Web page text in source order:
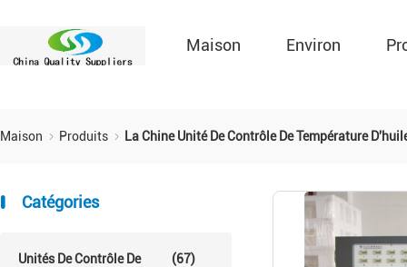
Maison Environ
Maison Produits La Chine Unité De Contrôle De Température
Catégories
Unités De Contrôle De
(67)